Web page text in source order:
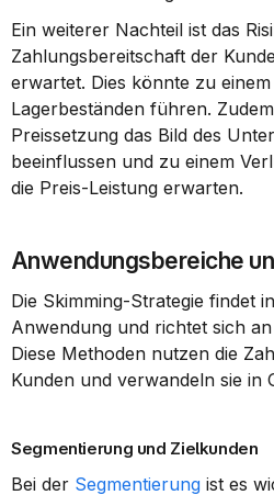
Ein weiterer Nachteil ist das
Zahlungsbereitschaft der
erwartet. Dies könnte zu
Lagerbeständen führen.
Preissetzung das Bild des
beeinflussen und zu einem
die Preis-Leistung erwarten.
Anwendungsbereiche
Die Skimming-Strategie findet
Anwendung und richtet sich
Diese Methoden nutzen die
Kunden und verwandeln sie in
Segmentierung und Zielkunden
Bei der Segmentierung ist es